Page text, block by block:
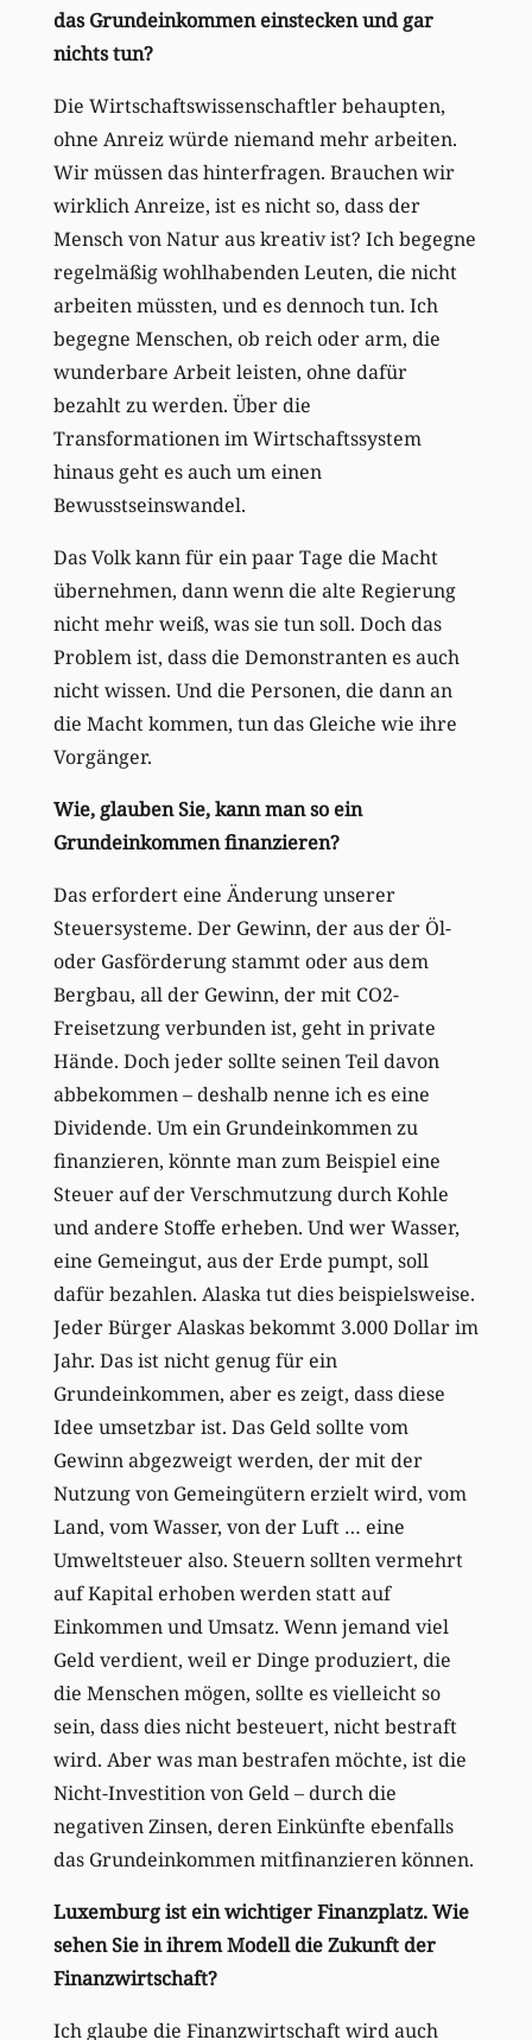
das Grundeinkommen einstecken und gar
nichts tun?
Die Wirtschaftswissenschaftler behaupten,
ohne Anreiz würde niemand mehr arbeiten.
Wir müssen das hinterfragen. Brauchen wir
wirklich Anreize, ist es nicht so, dass der
Mensch von Natur aus kreativ ist? Ich begegne
regelmäßig wohlhabenden Leuten, die nicht
arbeiten müssten, und es dennoch tun. Ich
begegne Menschen, ob reich oder arm, die
wunderbare Arbeit leisten, ohne dafür
bezahlt zu werden. Über die
Transformationen im Wirtschaftssystem
hinaus geht es auch um einen
Bewusstseinswandel.
Das Volk kann für ein paar Tage die Macht
übernehmen, dann wenn die alte Regierung
nicht mehr weiß, was sie tun soll. Doch das
Problem ist, dass die Demonstranten es auch
nicht wissen. Und die Personen, die dann an
die Macht kommen, tun das Gleiche wie ihre
Vorgänger.
Wie, glauben Sie, kann man so ein
Grundeinkommen finanzieren?
Das erfordert eine Änderung unserer
Steuersysteme. Der Gewinn, der aus der Öl-
oder Gasförderung stammt oder aus dem
Bergbau, all der Gewinn, der mit CO2-
Freisetzung verbunden ist, geht in private
Hände. Doch jeder sollte seinen Teil davon
abbekommen – deshalb nenne ich es eine
Dividende. Um ein Grundeinkommen zu
finanzieren, könnte man zum Beispiel eine
Steuer auf der Verschmutzung durch Kohle
und andere Stoffe erheben. Und wer Wasser,
eine Gemeingut, aus der Erde pumpt, soll
dafür bezahlen. Alaska tut dies beispielsweise.
Jeder Bürger Alaskas bekommt 3.000 Dollar im
Jahr. Das ist nicht genug für ein
Grundeinkommen, aber es zeigt, dass diese
Idee umsetzbar ist. Das Geld sollte vom
Gewinn abgezweigt werden, der mit der
Nutzung von Gemeingütern erzielt wird, vom
Land, vom Wasser, von der Luft … eine
Umweltsteuer also. Steuern sollten vermehrt
auf Kapital erhoben werden statt auf
Einkommen und Umsatz. Wenn jemand viel
Geld verdient, weil er Dinge produziert, die
die Menschen mögen, sollte es vielleicht so
sein, dass dies nicht besteuert, nicht bestraft
wird. Aber was man bestrafen möchte, ist die
Nicht-Investition von Geld – durch die
negativen Zinsen, deren Einkünfte ebenfalls
das Grundeinkommen mitfinanzieren können.
Luxemburg ist ein wichtiger Finanzplatz. Wie
sehen Sie in ihrem Modell die Zukunft der
Finanzwirtschaft?
Ich glaube die Finanzwirtschaft wird auch